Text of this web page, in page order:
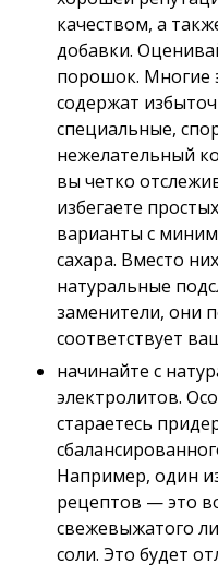
качеством, а
добавки.
порошок. Многие
содержат
специальные,
нежелательный
вы четко
избегаете
варианты с
сахара. Вместо
натуральные
заменители, они
соответствует
начинайте с
электролитов.
стараетесь
Например, один
рецептов — это
свежевыжатого
соли. Это будет